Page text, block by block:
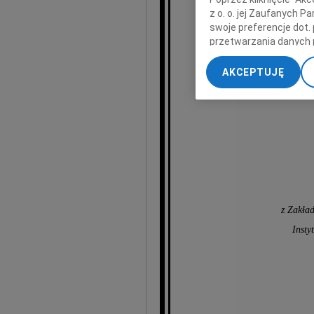
z
z o. o. jej Zaufanych
swoje preferencje dot.
przetwarzania danych
„Ustawienia
My, nasi Zaufani
dokładnych danych
Przechowywanie
AKCEPTUJĘ